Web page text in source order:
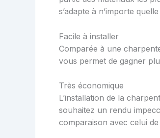
s’adapte à n’importe
Facile à installer
Comparée à une
vous permet de gagner
Très économique
L’installation de la
souhaitez un rendu
comparaison avec celui